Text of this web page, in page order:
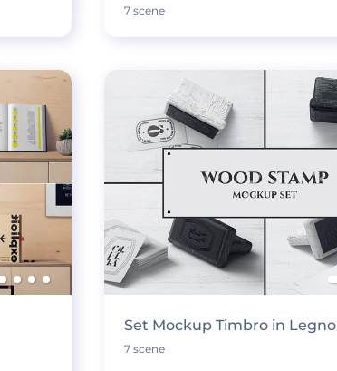
7 scene
Set Mockup Timbro in Legno
7 scene